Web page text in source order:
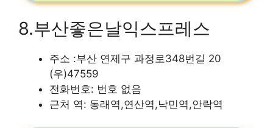
8.부산좋은날익스프레스
주소 :부산 연제구 과정로348번길 20
(우)47559
전화번호: 번호 없음
근처 역: 동래역,연산역,낙민역,안락역